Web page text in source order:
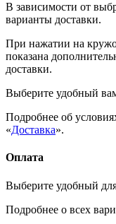
В зависимости от
варианты доставки.
При нажатии на
показана
доставки.
Выберите удобный
Подробнее об
«Доставка».
Оплата
Выберите удобный
Подробнее о всех